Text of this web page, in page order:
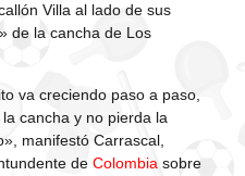
Villa al lado de sus
de la cancha de Los
va creciendo paso a paso,
cancha y no pierda la
manifestó Carrascal,
de Colombiasobre